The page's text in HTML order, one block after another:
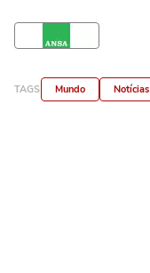
TAGS Mundo Notícias